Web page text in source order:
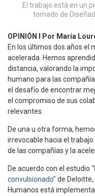
El trabajo está en un
tomado de
OPINIÓN l
Por María
En los últimos dos años el
acelerada. Hemos
distancia, valorando la
humano para las
el desafío de encontrar
el compromiso de sus
relevantes.
De una u otra forma,
irrevocable hacia el
de las compañías y la
De acuerdo con el estudio
convulsionado” de Deloitte,
Humanos está